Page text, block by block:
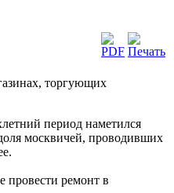
торгующих
период наметился
москвичей, проводивших
провести ремонт в